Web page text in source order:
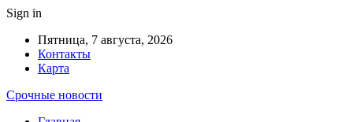
Sign in
Пятница, 7 августа, 2026
Контакты
Карта
Срочные новости